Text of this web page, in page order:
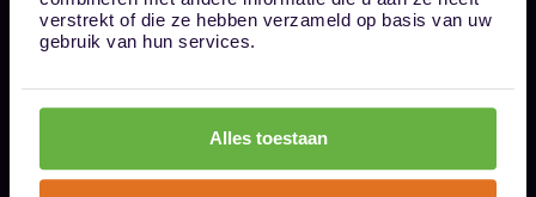
verstrekt of die ze hebben verzameld op basis van uw
gebruik van hun services.
Alles toestaan
Volg ons
Onze opslaglocaties
Hoe werkt het?